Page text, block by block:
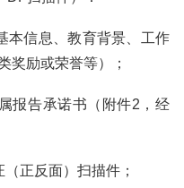
本信息、教育背景、工作
奖励或荣誉等）；
报告承诺书（附件2，经
正反面）扫描件；